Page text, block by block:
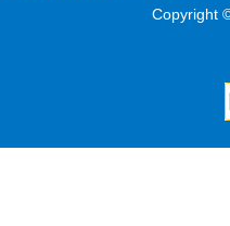
Copyright